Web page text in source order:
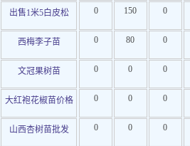
出售1米5白皮松
0 150 0
西梅李子苗
0 80 0
文冠果树苗
0 0 0
大红袍花椒苗价格
0 0 0
山西杏树苗批发
0 0 0